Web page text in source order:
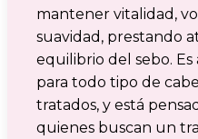
mantener vitalidad,
suavidad, prestando
equilibrio del sebo.
para todo tipo de
tratados, y está
quienes buscan un